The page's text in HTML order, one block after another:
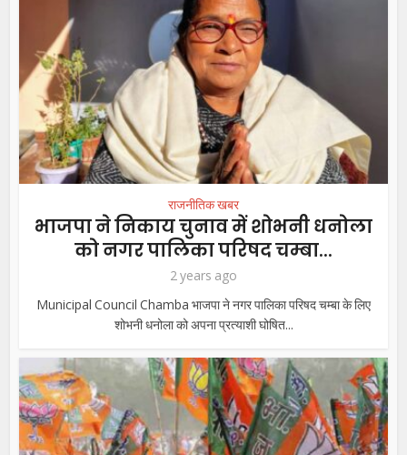
राजनीतिक खबर
भाजपा ने निकाय चुनाव में शोभनी धनोला
को नगर पालिका परिषद चम्बा...
2 years ago
Municipal Council Chamba भाजपा ने नगर पालिका परिषद चम्बा के लिए
शोभनी धनोला को अपना प्रत्याशी घोषित...